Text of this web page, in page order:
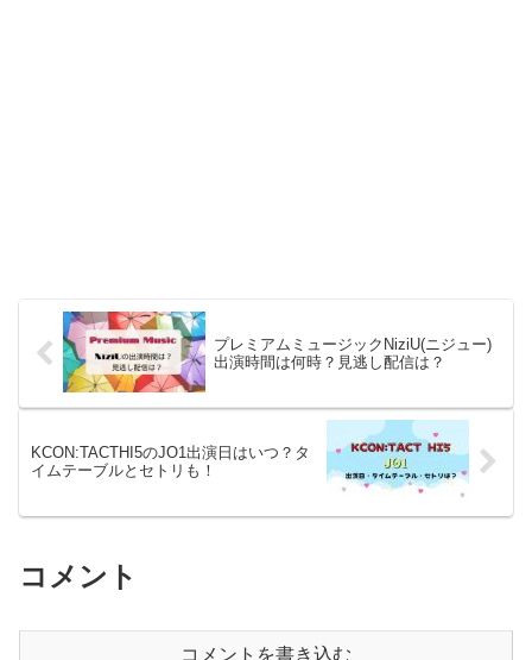
プレミアムミュージックNiziU(ニジュー)
出演時間は何時？見逃し配信は？
KCON:TACTHI5のJO1出演日はいつ？タ
イムテーブルとセトリも！
コメント
コメントを書き込む